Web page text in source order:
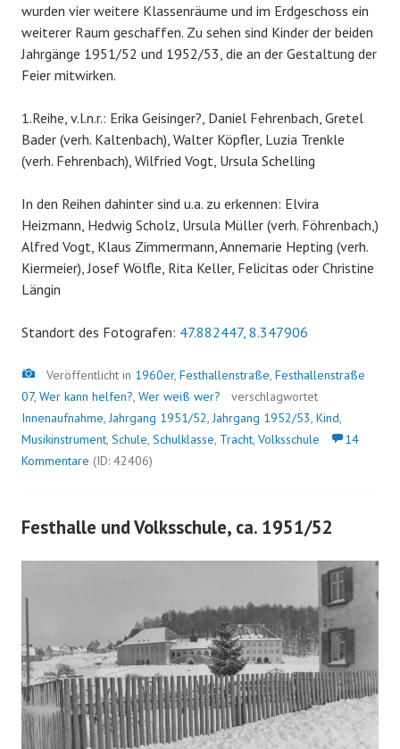
wurden vier weitere Klassenräume und im Erdgeschoss ein
weiterer Raum geschaffen. Zu sehen sind Kinder der beiden
Jahrgänge 1951/52 und 1952/53, die an der Gestaltung der
Feier mitwirken.
1.Reihe, v.l.n.r.: Erika Geisinger?, Daniel Fehrenbach, Gretel
Bader (verh. Kaltenbach), Walter Köpfler, Luzia Trenkle
(verh. Fehrenbach), Wilfried Vogt, Ursula Schelling
In den Reihen dahinter sind u.a. zu erkennen: Elvira
Heizmann, Hedwig Scholz, Ursula Müller (verh. Föhrenbach,)
Alfred Vogt, Klaus Zimmermann, Annemarie Hepting (verh.
Kiermeier), Josef Wölfle, Rita Keller, Felicitas oder Christine
Längin
Standort des Fotografen: 47.882447, 8.347906
Bild
Veröffentlicht in 1960er, Festhallenstraße, Festhallenstraße
07, Wer kann helfen?, Wer weiß wer?
verschlagwortet
Innenaufnahme,Jahrgang 1951/52,Jahrgang 1952/53, Kind,
Musikinstrument, Schule, Schulklasse, Tracht, Volksschule
14
Kommentare (ID: 42406)
Festhalle und Volksschule, ca. 1951/52